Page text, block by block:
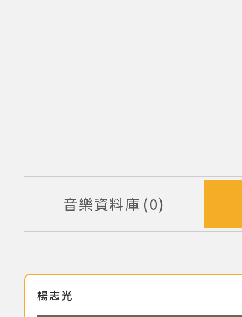
音樂資料庫 0
楊志光